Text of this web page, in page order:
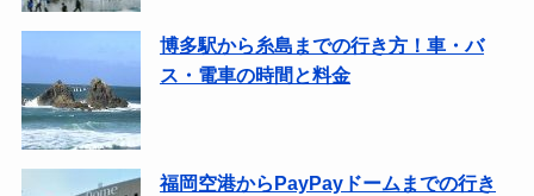
博多駅から糸島までの行き方！車・バ
ス・電車の時間と料金
福岡空港からPayPayドームまでの行き